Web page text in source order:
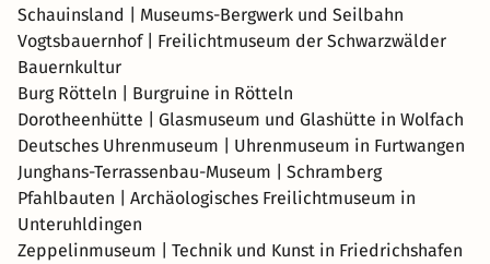
Schauinsland | Museums-Bergwerk und Seilbahn
Vogtsbauernhof | Freilichtmuseum der Schwarzwälder
Bauernkultur
Burg Rötteln | Burgruine in Rötteln
Dorotheenhütte | Glasmuseum und Glashütte in Wolfach
Deutsches Uhrenmuseum | Uhrenmuseum in Furtwangen
Junghans-Terrassenbau-Museum | Schramberg
Pfahlbauten | Archäologisches Freilichtmuseum in
Unteruhldingen
Zeppelinmuseum | Technik und Kunst in Friedrichshafen